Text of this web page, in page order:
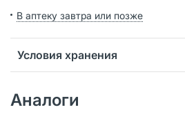
В аптеку завтра или позже
Условия хранения
Аналоги